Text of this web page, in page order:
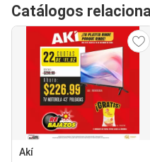
Catálogos
Akí